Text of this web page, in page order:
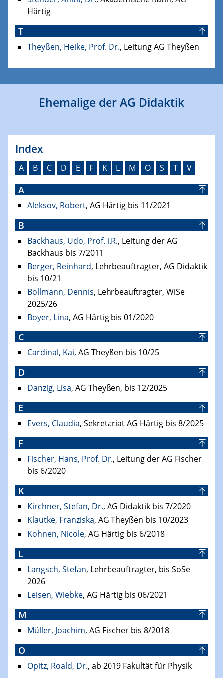
Härtig
T
Theyßen, Heike, Prof. Dr., Leitung AG Theyßen
Ehemalige der AG Didaktik
Index
A B C D E F K L M O S T V
A
Aleksov, Robert, AG Härtig bis 11/2021
B
Backhaus, Udo, Prof. i.R., Leitung der AG
Backhaus bis 7/2011
Berger, Reinhard, Lehrbeauftragter, AG Didaktik
bis 10/21
Bollmann, Dennis, Lehrbeauftragter, WiSe
2025/26
Boyer, Lina, AG Härtig bis 01/2020
C
Cardinal, Kai, AG Theyßen bis 10/25
D
Danzig, Lisa, AG Theyßen, bis 12/2025
E
Evers, Claudia, Sekretariat AG Härtig bis 8/2025
F
Fischer, Hans, Prof. Dr., Leitung der AG Fischer
bis 6/2020
K
Kirchner, Stefan, Dr., AG Didaktik bis 7/2020
Klautke, Franziska, AG Theyßen bis 10/2023
Kohnen, Nicole, AG Härtig bis 6/2018
L
Langsch, Stefan, Lehrbeauftragter, bis SoSe
2026
Leisen, Wiebke, AG Härtig bis 06/2021
M
Müller, Joachim, AG Fischer bis 8/2018
O
Opitz, Roald, Dr., ab 2019 Fakultät für Physik